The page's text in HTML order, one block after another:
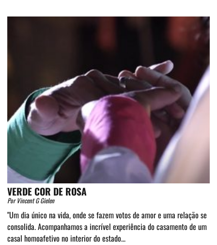
VERDE COR DE ROSA
Por Vincent G Gielen
"Um dia único na vida, onde se fazem votos de amor e uma relação se
consolida. Acompanhamos a incrível experiência do casamento de um
casal homoafetivo no interior do estado...